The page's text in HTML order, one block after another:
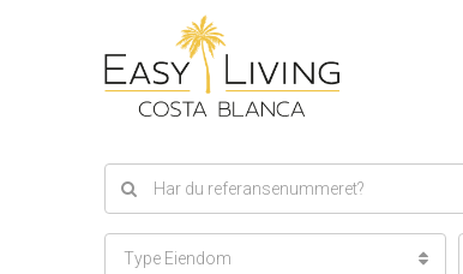
Type Eiendom